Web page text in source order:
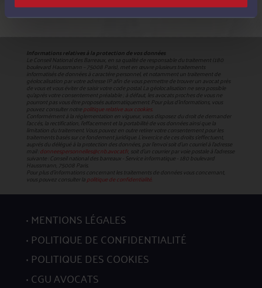
Informations relatives à la protection de vos données
Le Conseil National des Barreaux, en sa qualité de responsable du traitement (180
boulevard Haussmann – 75008 Paris), met en œuvre plusieurs traitements
informatisés de données à caractère personnel, et notamment un traitement de
géolocalisation par votre adresse IP afin de vous permettre de trouver un avocat près
de vous et vous éviter de saisir votre code postal. La géolocalisation ne sera possible
qu’après votre consentement préalable ; à défaut, les avocats proches de vous ne
pourront pas vous être proposés automatiquement. Pour plus d’informations, vous
pouvez consulter notrepolitique relative aux cookies.
Conformément à la réglementation en vigueur, vous disposez du droit de demander
l'accès, la rectification, l’effacement et la portabilité de vos données ainsi que la
limitation du traitement. Vous pouvez en outre retirer votre consentement pour les
traitements basés sur ce fondement juridique. L’exercice de ces droits s’effectuent,
auprès du délégué à la protection des données, par l’envoi soit d’un courriel à l’adresse
mail : donneespersonnelles@cnb.avocat.fr, soit d’un courrier par voie postale à l’adresse
suivante : Conseil national des barreaux - Service informatique - 180 boulevard
Haussmann, 75008 Paris.
Pour plus d’informations concernant les traitements de données vous concernant,
vous pouvez consulter lapolitique de confidentialité.
MENTIONS LÉGALES
POLITIQUE DE CONFIDENTIALITÉ
POLITIQUE DES COOKIES
CGU AVOCATS